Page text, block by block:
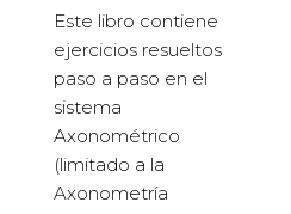
Este libro contiene
ejercicios resueltos
paso a paso en el
sistema
Axonométrico
(limitado a la
Axonometría